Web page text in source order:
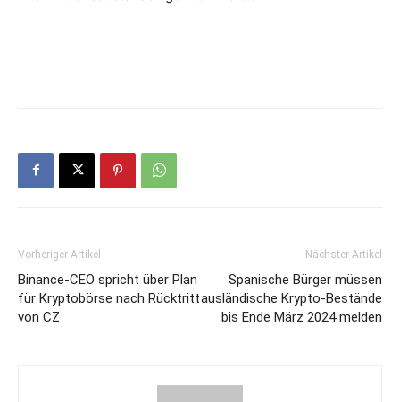
Vorheriger Artikel
Binance-CEO spricht über Plan
für Kryptobörse nach Rücktritt
von CZ
Nächster Artikel
Spanische Bürger müssen
ausländische Krypto-Bestände
bis Ende März 2024 melden